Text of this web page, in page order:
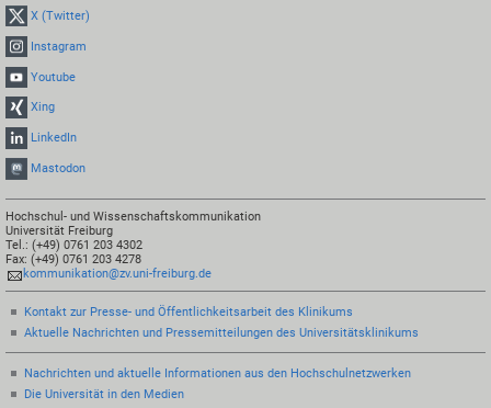
X (Twitter)
Instagram
Youtube
Xing
LinkedIn
Mastodon
Hochschul- und Wissenschaftskommunikation
Universität Freiburg
Tel.: (+49) 0761 203 4302
Fax: (+49) 0761 203 4278
kommunikation@zv.uni-freiburg.de
Kontakt zur Presse- und Öffentlichkeitsarbeit des Klinikums
Aktuelle Nachrichten und Pressemitteilungen des Universitätsklinikums
Nachrichten und aktuelle Informationen aus den Hochschulnetzwerken
Die Universität in den Medien